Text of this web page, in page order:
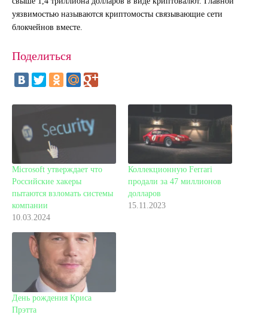
уязвимостью называются криптомосты связывающие сети
блокчейнов вместе.
Поделиться
Microsoft утверждает что
Российские хакеры
пытаются взломать системы
компании
10.03.2024
Коллекционную Ferrari
продали за 47 миллионов
долларов
15.11.2023
День рождения Криса
Прэтта